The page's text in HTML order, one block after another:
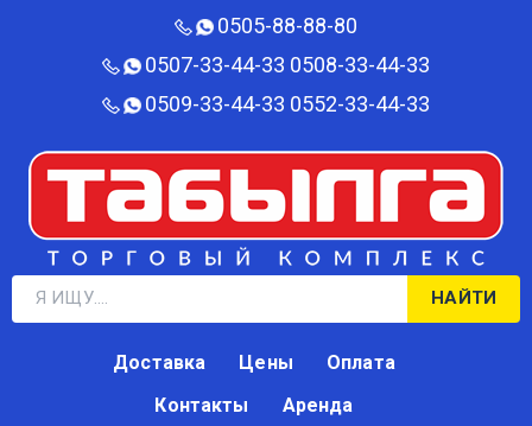
0505-88-88-80‬
0507-33-44-33 0508-33-44-33
0509-33-44-33 0552-33-44-33
НАЙТИ
Доставка Цены
Оплата
Контакты
Аренда